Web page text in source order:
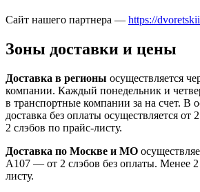
Сайт нашего партнера — https://
Зоны доставки и цены
Доставка в регионы осуществляется
компании. Каждый понедельник и
в транспортные компании за на счет. В
доставка без оплаты осуществляется от
2 слэбов по прайс-листу.
Доставка по Москве и МО
А107 — от 2 слэбов без оплаты. Менее 2
листу.